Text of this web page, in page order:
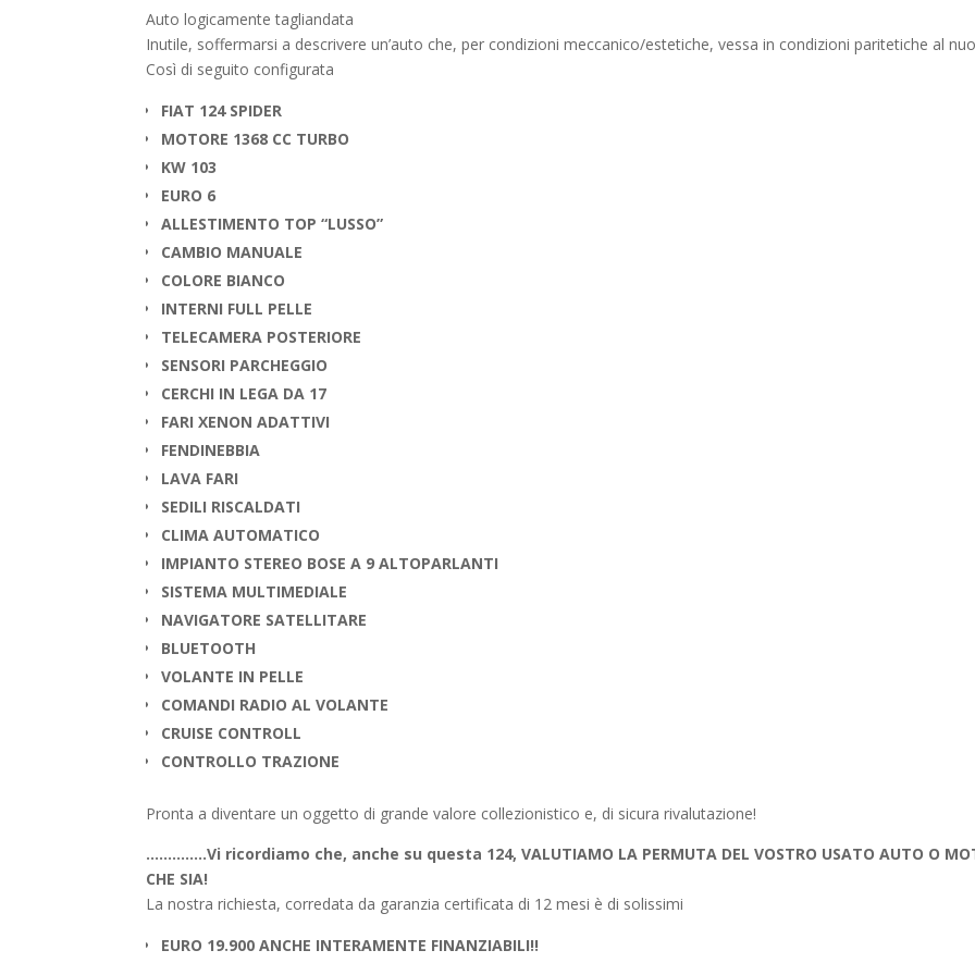
Auto logicamente tagliandata
Inutile, soffermarsi a descrivere un’auto che, per condizioni meccanico/estetiche, vessa in condizioni paritetiche al
Così di seguito configurata
FIAT 124 SPIDER
MOTORE 1368 CC TURBO
KW 103
EURO 6
ALLESTIMENTO TOP “LUSSO”
CAMBIO MANUALE
COLORE BIANCO
INTERNI FULL PELLE
TELECAMERA POSTERIORE
SENSORI PARCHEGGIO
CERCHI IN LEGA DA 17
FARI XENON ADATTIVI
FENDINEBBIA
LAVA FARI
SEDILI RISCALDATI
CLIMA AUTOMATICO
IMPIANTO STEREO BOSE A 9 ALTOPARLANTI
SISTEMA MULTIMEDIALE
NAVIGATORE SATELLITARE
BLUETOOTH
VOLANTE IN PELLE
COMANDI RADIO AL VOLANTE
CRUISE CONTROLL
CONTROLLO TRAZIONE
Pronta a diventare un oggetto di grande valore collezionistico e, di sicura rivalutazione!
…………..Vi ricordiamo che, anche su questa 124, VALUTIAMO LA PERMUTA DEL VOSTRO USATO AUTO O
CHE SIA!
La nostra richiesta, corredata da garanzia certificata di 12 mesi è di solissimi
EURO 19.900 ANCHE INTERAMENTE FINANZIABILI!!